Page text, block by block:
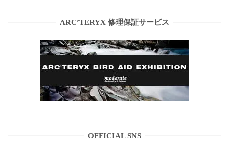
ARC’TERYX 修理保証サービス
OFFICIAL SNS